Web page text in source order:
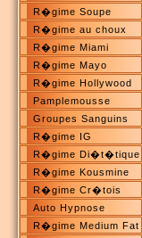
R�gime Soupe
R�gime au choux
R�gime Miami
R�gime Mayo
R�gime Hollywood
Pamplemousse
Groupes Sanguins
R�gime IG
R�gime Di�t�tique
R�gime Kousmine
R�gime Cr�tois
Auto Hypnose
R�gime Medium Fat